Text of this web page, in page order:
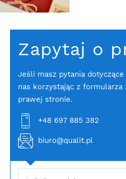
Zapytaj o
Jeśli masz pytania
nas korzystając z formularza
prawej stronie.
+48 697 885 382
biuro@qualit.pl